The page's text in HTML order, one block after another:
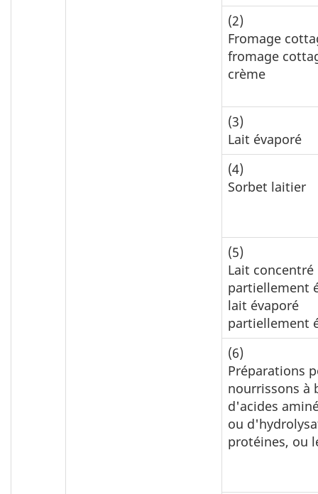
(2)
Fromage
fromage
crème
(3)
Lait évaporé
(4)
Sorbet laitier
(5)
Lait concentré
partiellement
lait évaporé
partiellement
(6)
Préparations
nourrissons à
d'acides
ou
protéines, ou